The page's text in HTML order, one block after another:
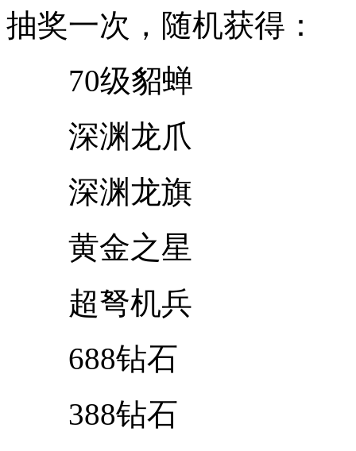
抽奖一次，随机获得：
70级貂蝉
深渊龙爪
深渊龙旗
黄金之星
超弩机兵
688钻石
388钻石